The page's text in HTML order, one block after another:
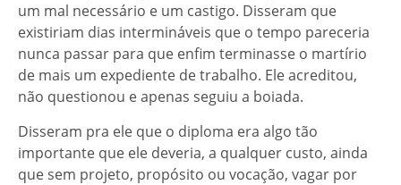
um mal necessário e um castigo. Disseram que
existiriam dias intermináveis que o tempo pareceria
nunca passar para que enfim terminasse o martírio
de mais um expediente de trabalho. Ele acreditou,
não questionou e apenas seguiu a boiada.
Disseram pra ele que o diploma era algo tão
importante que ele deveria, a qualquer custo, ainda
que sem projeto, propósito ou vocação, vagar por